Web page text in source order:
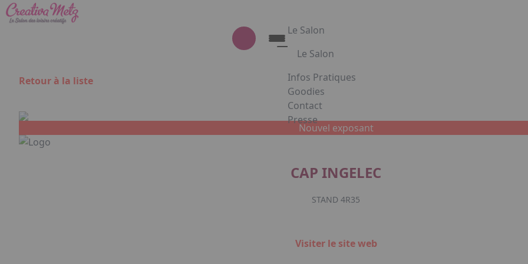
Aller au contenu principal
Le Salon
Le Salon
Découvrez le Salon Creativa
Découvrez le Salon Gourmet - Chocolat
Creativa et Gourmet Chocolat en images
Infos Pratiques
Goodies
Contact
Presse
Appuyez sur Entrée pour ouvrir le lien. Appuyez sur
Retour à la liste
Nouvel exposant
CAP INGELEC
STAND 4R35
Visiter le site web
Panneau de gestion des cookies